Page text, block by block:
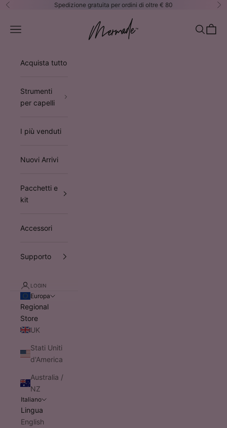
Vai al contenuto
Precedente Spedizione gratuita per ordini di oltre € 80
Mermade Hair™ EUROPE
Apri il menu di navigazione Mostra il
Acquista tutto
Strumenti
per capelli
I più venduti
Nuovi Arrivi
Pacchetti e
kit
Accessori
Supporto
LOGIN
Europa
Regional
Store
UK
Stati Uniti
d'America
Australia /
NZ
Italiano
Lingua
English